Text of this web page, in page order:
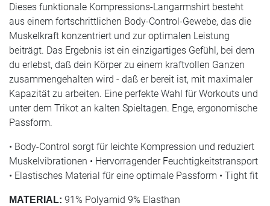
Dieses funktionale Kompressions-Langarmshirt besteht
aus einem fortschrittlichen Body-Control-Gewebe, das die
Muskelkraft konzentriert und zur optimalen Leistung
beiträgt. Das Ergebnis ist ein einzigartiges Gefühl, bei dem
du erlebst, daß dein Körper zu einem kraftvollen Ganzen
zusammengehalten wird - daß er bereit ist, mit maximaler
Kapazität zu arbeiten. Eine perfekte Wahl für Workouts und
unter dem Trikot an kalten Spieltagen. Enge, ergonomische
Passform.
• Body-Control sorgt für leichte Kompression und reduziert
Muskelvibrationen • Hervorragender Feuchtigkeitstransport
• Elastisches Material für eine optimale Passform • Tight fit
MATERIAL: 91% Polyamid 9% Elasthan